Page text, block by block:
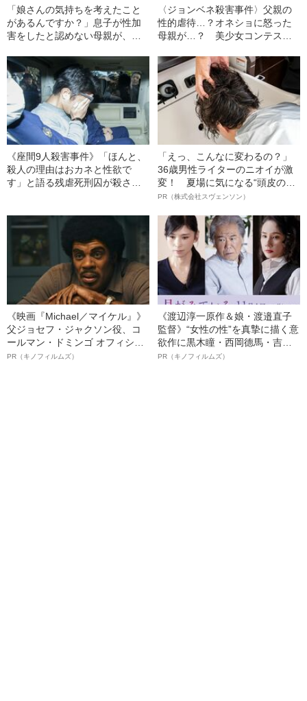
「娘さんの気持ちを考えたこと
があるんですか？」息子が性加
害をしたと認めない母親が、逆
手すぎる一言”とは
〈ジョンベネ殺害事件〉父親の
性的虐待…？オネショに怒った
母親が…？ 美少女コンテスト
疑われたワケ
《座間9人殺害事件》「ほんと、
殺人の理由はおカネと性欲で
す」と語る残虐死刑囚が殺さな
「えっ、こんなに変わるの？」
36歳男性ライターのニオイが激
変！ 夏場に気になる“頭皮のニ
オイ”や“ベタつき”を解消す
ト”が生み出した徹底ケアとは
PR（株式会社スヴェンソン）
《映画『Michael／マイケル』》
父ジョセフ・ジャクソン役、コ
ールマン・ドミンゴ オフィシャ
ルインタビュー“観客を魅了した
PR（キノフィルムズ）
《渡辺淳一原作＆娘・渡邉直子
監督》“女性の性”を真摯に描く意
欲作に黒木瞳・西岡德馬・吉田
羊が出演決定！《映画『月がみ
PR（キノフィルムズ）